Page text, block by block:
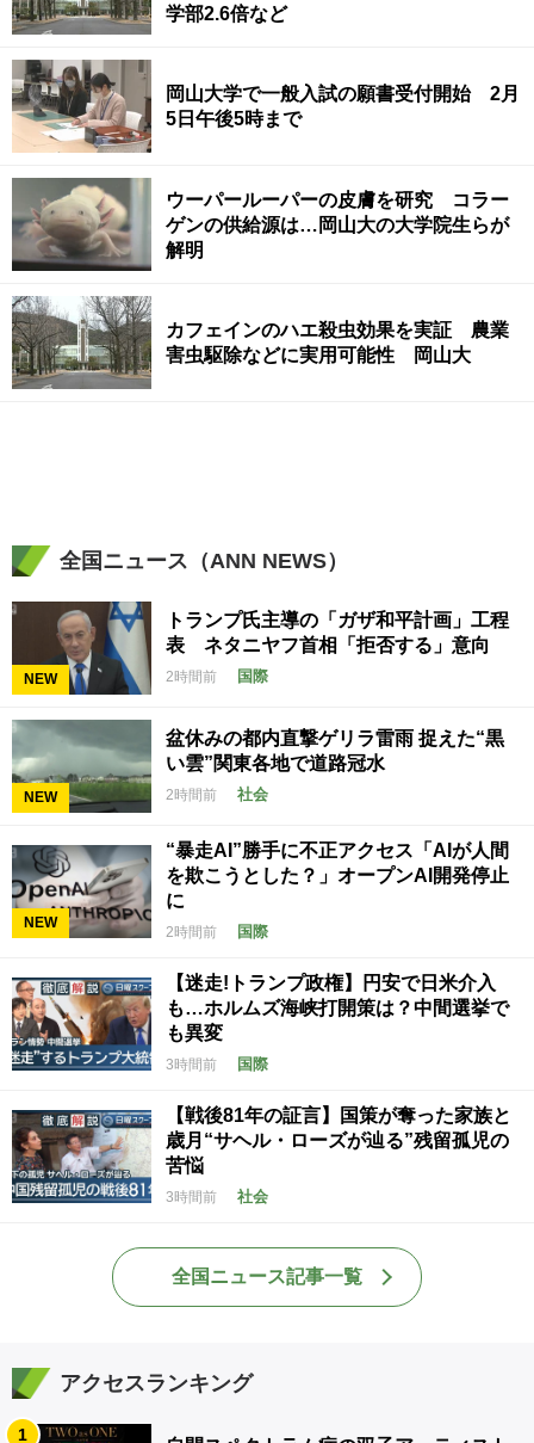
学部2.6倍など
岡山大学で一般入試の願書受付開始 2月
5日午後5時まで
ウーパールーパーの皮膚を研究 コラー
ゲンの供給源は…岡山大の大学院生らが
解明
カフェインのハエ殺虫効果を実証 農業
害虫駆除などに実用可能性 岡山大
全国ニュース（ANN NEWS）
NEW
トランプ氏主導の「ガザ和平計画」工程
表 ネタニヤフ首相「拒否する」意向
2時間前 国際
NEW
盆休みの都内直撃ゲリラ雷雨 捉えた“黒
い雲”関東各地で道路冠水
2時間前 社会
NEW
“暴走AI”勝手に不正アクセス「AIが人間
を欺こうとした？」オープンAI開発停止
に
2時間前 国際
【迷走!トランプ政権】円安で日米介入
も…ホルムズ海峡打開策は？中間選挙で
も異変
3時間前 国際
【戦後81年の証言】国策が奪った家族と
歳月“サヘル・ローズが辿る”残留孤児の
苦悩
3時間前 社会
全国ニュース記事一覧
アクセスランキング
1